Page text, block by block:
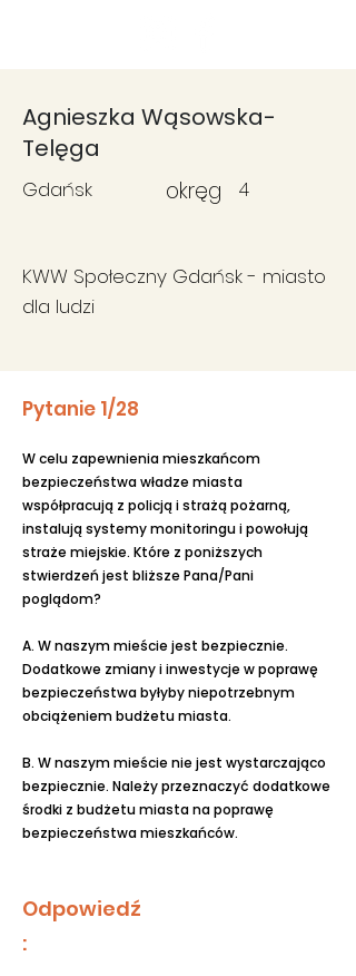
Agnieszka Wąsowska-
Telęga
Gdańsk okręg 4
KWW Społeczny Gdańsk - miasto
dla ludzi
Pytanie 1/28
W celu zapewnienia mieszkańcom
bezpieczeństwa władze miasta
współpracują z policją i strażą pożarną,
instalują systemy monitoringu i powołują
straże miejskie. Które z poniższych
stwierdzeń jest bliższe Pana/Pani
poglądom?
A. W naszym mieście jest bezpiecznie.
Dodatkowe zmiany i inwestycje w poprawę
bezpieczeństwa byłyby niepotrzebnym
obciążeniem budżetu miasta.
B. W naszym mieście nie jest wystarczająco
bezpiecznie. Należy przeznaczyć dodatkowe
środki z budżetu miasta na poprawę
bezpieczeństwa mieszkańców.
Odpowiedź
: